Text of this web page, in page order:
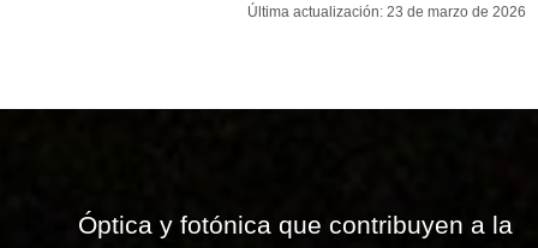
Última actualización: 23 de marzo de 2026
Óptica y fotónica que contribuyen a la